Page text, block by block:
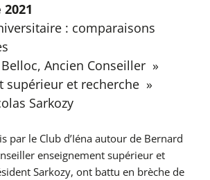
: comparaisons
Ancien Conseiller »
supérieur et recherche »
Sarkozy
par le Club d’Iéna autour de Bernard
enseignement supérieur et
Sarkozy, ont battu en brèche de